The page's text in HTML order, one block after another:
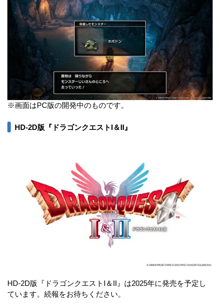
※画面はPC版の開発中のものです。
HD-2D版『ドラゴンクエストI＆II』
HD-2D版『ドラゴンクエストI＆II』は2025年に発売を予定し
ています。続報をお待ちください。